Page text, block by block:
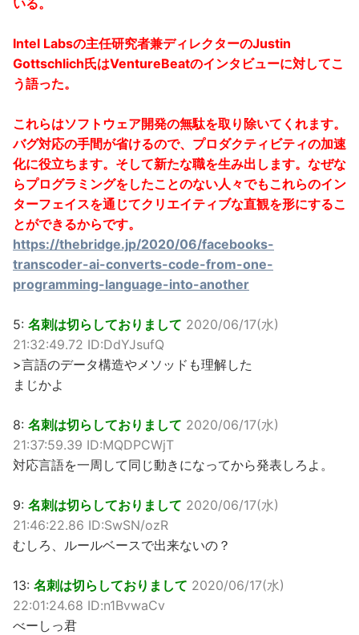
いる。
Intel Labsの主任研究者兼ディレクターのJustin
Gottschlich氏はVentureBeatのインタビューに対してこ
う語った。
これらはソフトウェア開発の無駄を取り除いてくれます。
バグ対応の手間が省けるので、プロダクティビティの加速
化に役立ちます。そして新たな職を生み出します。なぜな
らプログラミングをしたことのない人々でもこれらのイン
ターフェイスを通じてクリエイティブな直観を形にするこ
とができるからです。
https://thebridge.jp/2020/06/facebooks-
transcoder-ai-converts-code-from-one-
programming-language-into-another
5: 名刺は切らしておりまして 2020/06/17(水)
21:32:49.72 ID:DdYJsufQ
>言語のデータ構造やメソッドも理解した
まじかよ
8: 名刺は切らしておりまして 2020/06/17(水)
21:37:59.39 ID:MQDPCWjT
対応言語を一周して同じ動きになってから発表しろよ。
9: 名刺は切らしておりまして 2020/06/17(水)
21:46:22.86 ID:SwSN/ozR
むしろ、ルールベースで出来ないの？
13: 名刺は切らしておりまして 2020/06/17(水)
22:01:24.68 ID:n1BvwaCv
べーしっ君